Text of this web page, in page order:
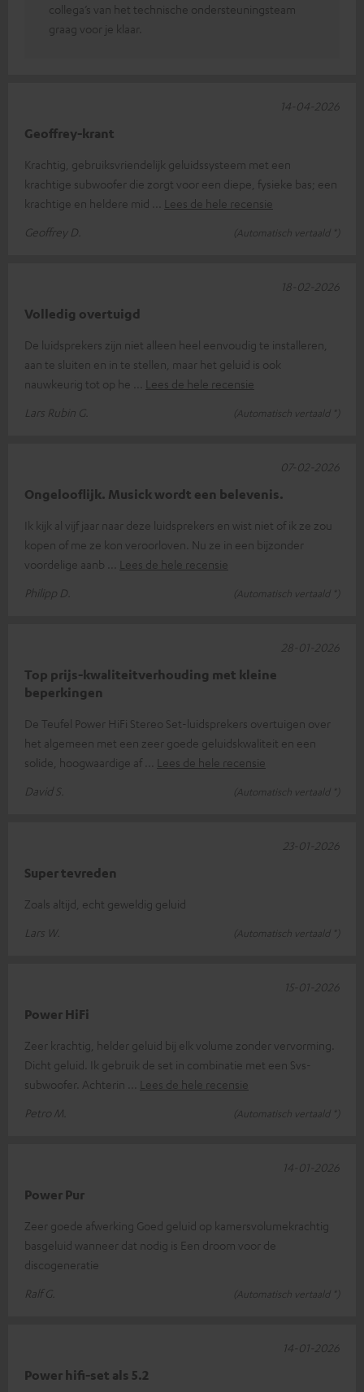
collega’s van het technische ondersteuningsteam
graag voor je klaar.
Geoffrey-krant
Krachtig, gebruiksvriendelijk geluidssysteem met een
krachtige subwoofer die zorgt voor een diepe, fysieke bas; een
krachtige en heldere mid
Lees de hele recensie
Geoffrey D.
(Automatisch vertaald *)
14-04-2026
Volledig overtuigd
De luidsprekers zijn niet alleen heel eenvoudig te installeren,
aan te sluiten en in te stellen, maar het geluid is ook
nauwkeurig tot op he
Lees de hele recensie
Lars Rubin G.
(Automatisch vertaald *)
18-02-2026
Ongelooflijk. Musick wordt een belevenis.
Ik kijk al vijf jaar naar deze luidsprekers en wist niet of ik ze zou
kopen of me ze kon veroorloven. Nu ze in een bijzonder
voordelige aanb
Lees de hele recensie
Philipp D.
(Automatisch vertaald *)
07-02-2026
Top prijs-kwaliteitverhouding met kleine
beperkingen
De Teufel Power HiFi Stereo Set-luidsprekers overtuigen over
het algemeen met een zeer goede geluidskwaliteit en een
solide, hoogwaardige af
Lees de hele recensie
David S.
(Automatisch vertaald *)
28-01-2026
Super tevreden
Zoals altijd, echt geweldig geluid
Lars W.
(Automatisch vertaald *)
23-01-2026
Power HiFi
Zeer krachtig, helder geluid bij elk volume zonder vervorming.
Dicht geluid. Ik gebruik de set in combinatie met een Svs-
subwoofer. Achterin
Lees de hele recensie
Petro M.
(Automatisch vertaald *)
15-01-2026
Power Pur
Zeer goede afwerking Goed geluid op kamersvolumekrachtig
basgeluid wanneer dat nodig is Een droom voor de
discogeneratie
Ralf G.
(Automatisch vertaald *)
14-01-2026
Power hifi-set als 5.2
14-01-2026